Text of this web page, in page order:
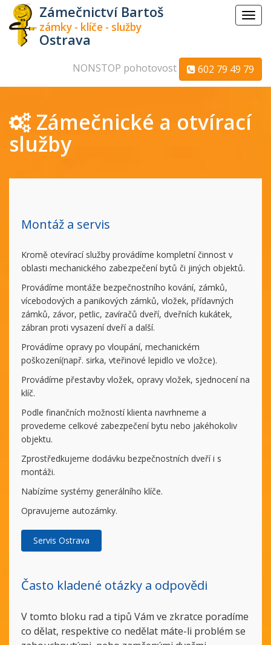
Menu
Zámečnictví Bartoš
zámky - klíče - služby
Ostrava
NONSTOP pohotovost 602 79 49 79
Zámečnické a otvírací
služby
Montáž a servis
Kromě otevírací služby provádíme kompletní činnost v
oblasti mechanického zabezpečení bytů či jiných objektů.
Provádíme montáže bezpečnostního kování, zámků,
vícebodových a panikových zámků, vložek, přídavných
zámků, závor, petlic, zavíračů dveří, dveřních kukátek,
zábran proti vysazení dveří a další.
Provádíme opravy po vloupání, mechanickém
poškození(např. sirka, vteřinové lepidlo ve vložce).
Provádíme přestavby vložek, opravy vložek, sjednocení na
klíč.
Podle finančních možností klienta navrhneme a
provedeme celkové zabezpečení bytu nebo jakéhokoliv
objektu.
Zprostředkujeme dodávku bezpečnostních dveří i s
montáži.
Nabízíme systémy generálního klíče.
Opravujeme autozámky.
Servis Ostrava
Často kladené otázky a odpovědi
V tomto bloku rad a tipů Vám ve zkratce poradíme
co dělat, respektive co nedělat máte-li problém se